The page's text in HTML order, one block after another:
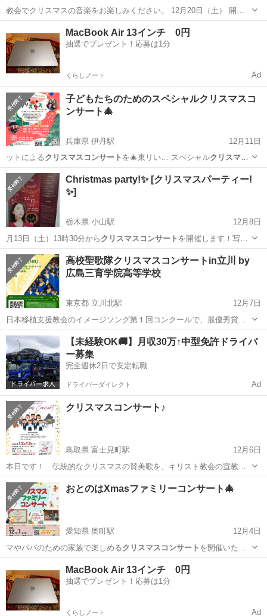
教会でクリスマスの音楽をお楽しみください。 12月20日（土） 開場
13時15分 開演13時45分 みなさまのお越しをお待ちしています。
狭山市 狭山市駅 コンサート/ショー
クリスマスコンサート
MacBook Air 13インチ 0円
抽選でプレゼント！応募は1分
くらしノート Ad
子どもたちのためのスペシャルクリスマスコ
ンサート🎄
兵庫県 伊丹駅
12月11日
ットによるクリスマスコンサート を🎄東リい… スペシャルクリスマス
コンサート
🎵 …
兵庫 伊丹市 伊丹駅 コンサート/ショー
クリスマスコンサート
Christmas party!✨️ [クリスマスパーティー!
✨️]
栃木県 小山駅
12月8日
月13日（土）13時30分から クリスマスコンサート を開催します！写真
に写っている…
栃木 小山市 小山駅 パーティー クリスマスパーティー
高校聖歌隊クリスマスコンサートin立川 by
広島三育学院高等学校
東京都 立川北駅
12月7日
日本移植支援教会のイメージソング第１回コンクールで、最優秀賞を
受賞 総勢70名による高校生の賛美は圧巻です。 開催日時: 12月12日
（金）18:30〜19:30 【入場無料】 どなたでも、ご来場いただけま
す。お気...
東京 立川市 立川北駅 コンサート/ショー 聖歌隊
【未経験OK🚚】月収30万↑中型免許ドライバ
ー募集
完全週休2日で安定転職
ドライバーダイレクト Ad
クリスマスコンサート♪
鳥取県 富士見町駅
12月6日
本日です！ 伝統的なクリスマスの賛美歌を、キリスト教会の宣教師
が演奏します！どなたでも来場いただけます！ぜひ聴きに来てくださ
い！(参加費無料、駐車場有り) 12/13 16:00-18:00 米子市東福原4-19-12
末日...
鳥取 米子市 コンサート/ショー
クリスマスコンサート
おとのはΧmasファミリーコンサート🎄
愛知県 奥町駅
12月4日
マやパパのための家族で楽しめるクリスマスコンサート を開催いたし
ます💖 ⁡ ⁡ ⁡…
コンサート/ショー
MacBook Air 13インチ 0円
抽選でプレゼント！応募は1分
くらしノート Ad